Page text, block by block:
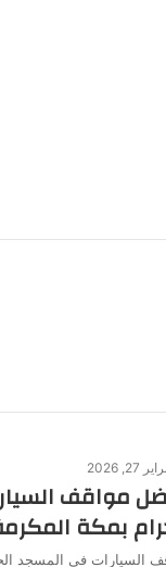
27, 2026
مواقف
بمكة المكرمة
السيارات في المسجد